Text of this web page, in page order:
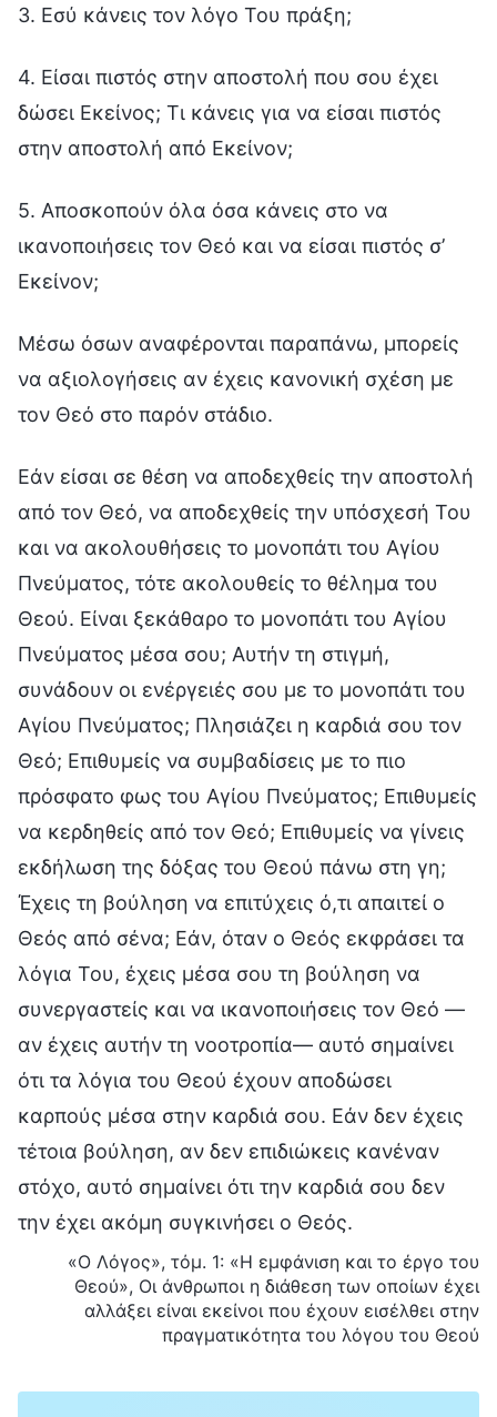
3. Εσύ κάνεις τον λόγο Του πράξη;
4. Είσαι πιστός στην αποστολή που σου έχει
δώσει Εκείνος; Τι κάνεις για να είσαι πιστός
στην αποστολή από Εκείνον;
5. Αποσκοπούν όλα όσα κάνεις στο να
ικανοποιήσεις τον Θεό και να είσαι πιστός σ’
Εκείνον;
Μέσω όσων αναφέρονται παραπάνω, μπορείς
να αξιολογήσεις αν έχεις κανονική σχέση με
τον Θεό στο παρόν στάδιο.
Εάν είσαι σε θέση να αποδεχθείς την αποστολή
από τον Θεό, να αποδεχθείς την υπόσχεσή Του
και να ακολουθήσεις το μονοπάτι του Αγίου
Πνεύματος, τότε ακολουθείς το θέλημα του
Θεού. Είναι ξεκάθαρο το μονοπάτι του Αγίου
Πνεύματος μέσα σου; Αυτήν τη στιγμή,
συνάδουν οι ενέργειές σου με το μονοπάτι του
Αγίου Πνεύματος; Πλησιάζει η καρδιά σου τον
Θεό; Επιθυμείς να συμβαδίσεις με το πιο
πρόσφατο φως του Αγίου Πνεύματος; Επιθυμείς
να κερδηθείς από τον Θεό; Επιθυμείς να γίνεις
εκδήλωση της δόξας του Θεού πάνω στη γη;
Έχεις τη βούληση να επιτύχεις ό,τι απαιτεί ο
Θεός από σένα; Εάν, όταν ο Θεός εκφράσει τα
λόγια Του, έχεις μέσα σου τη βούληση να
συνεργαστείς και να ικανοποιήσεις τον Θεό —
αν έχεις αυτήν τη νοοτροπία— αυτό σημαίνει
ότι τα λόγια του Θεού έχουν αποδώσει
καρπούς μέσα στην καρδιά σου. Εάν δεν έχεις
τέτοια βούληση, αν δεν επιδιώκεις κανέναν
στόχο, αυτό σημαίνει ότι την καρδιά σου δεν
την έχει ακόμη συγκινήσει ο Θεός.
«Ο Λόγος», τόμ. 1: «Η εμφάνιση και το έργο του
Θεού», Οι άνθρωποι η διάθεση των οποίων έχει
αλλάξει είναι εκείνοι που έχουν εισέλθει στην
πραγματικότητα του λόγου του Θεού